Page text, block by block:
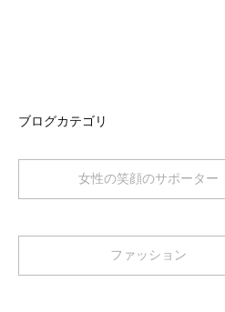
ブログカテゴリ
女性の笑顔のサポーター
ファッション